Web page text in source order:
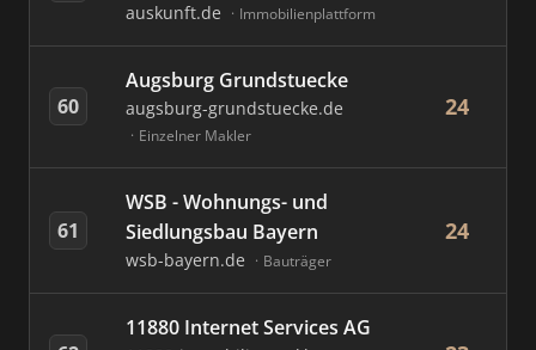
auskunft.de Immobilienplattform
60
Augsburg Grundstuecke
augsburg-grundstuecke.de
Einzelner Makler
24
61
WSB - Wohnungs- und
Siedlungsbau Bayern
wsb-bayern.de Bauträger
24
11880 Internet Services AG